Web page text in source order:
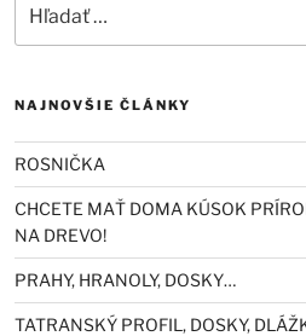
NAJNOVŠIE ČLÁNKY
ROSNIČKA
CHCETE MAŤ DOMA KÚSOK
NA DREVO!
PRAHY, HRANOLY, DOSKY…
TATRANSKÝ PROFIL, DOSKY,